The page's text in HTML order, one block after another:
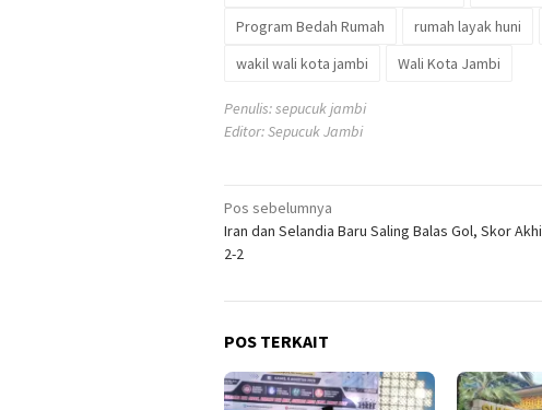
Program Bedah Rumah
rumah layak huni
wakil wali kota jambi
Wali Kota Jambi
Penulis: sepucuk jambi
Editor: Sepucuk Jambi
Navigasi
pos
Pos sebelumnya
Iran dan Selandia Baru Saling Balas Gol, Skor
2-2
POS TERKAIT